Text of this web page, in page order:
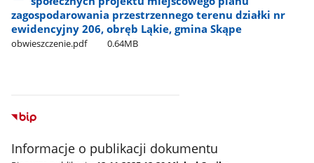
zagospodarowania przestrzennego terenu działki nr
ewidencyjny 206, obręb Ląkie, gmina Skąpe
obwieszczenie.pdf 0.64MB
Informacje o publikacji dokumentu